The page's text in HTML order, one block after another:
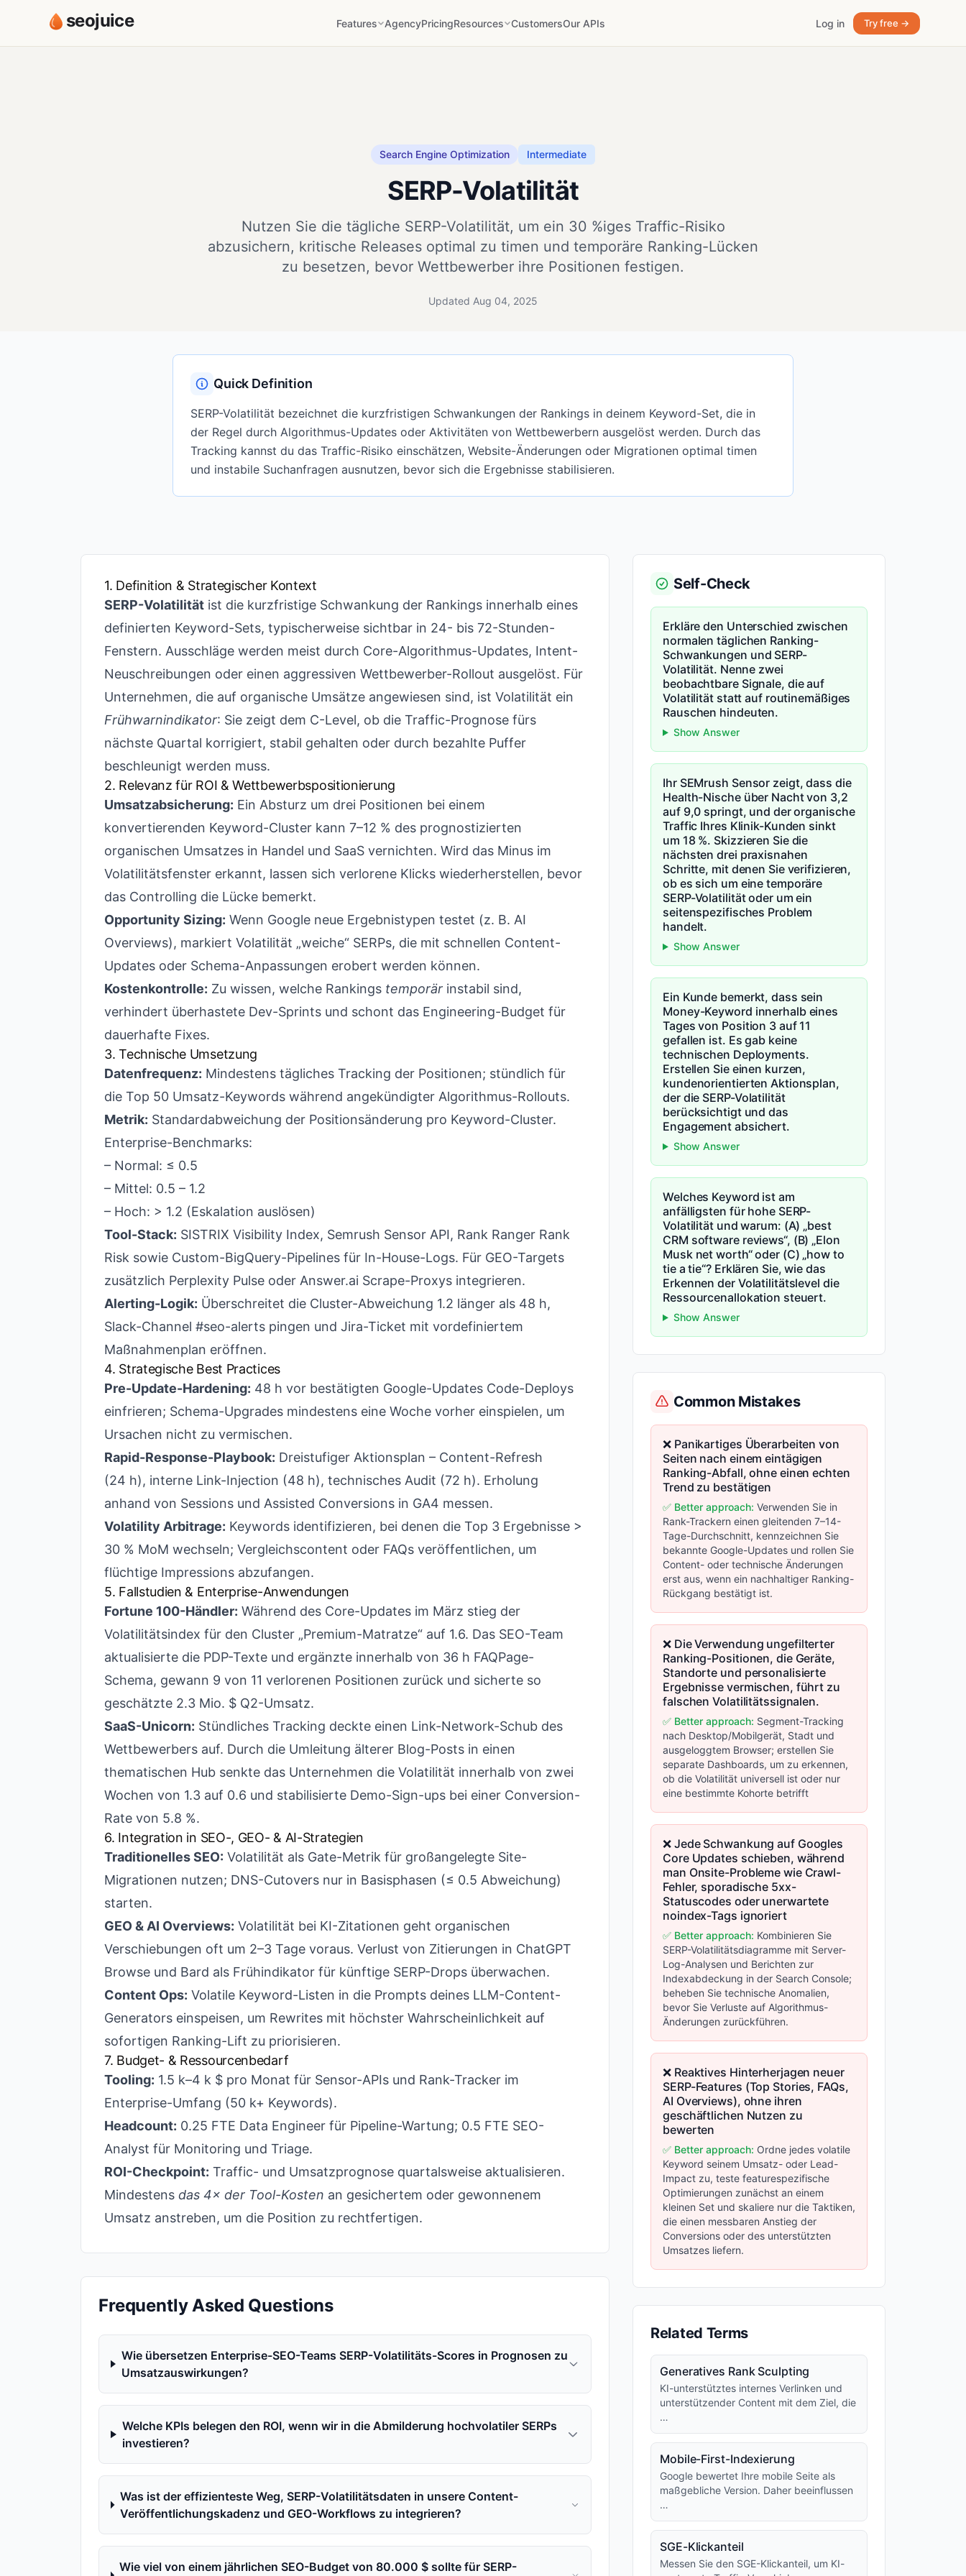
seojuice Features AgencyPricingResources CustomersOur APIs Log in Try free →
Search Engine Optimization Intermediate
SERP-Volatilität
Nutzen Sie die tägliche SERP-Volatilität, um ein 30 %iges Traffic-Risiko
abzusichern, kritische Releases optimal zu timen und temporäre Ranking-Lücken
zu besetzen, bevor Wettbewerber ihre Positionen festigen.
Updated Aug 04, 2025
Quick Definition
SERP-Volatilität bezeichnet die kurzfristigen Schwankungen der Rankings in deinem Keyword-Set, die in
der Regel durch Algorithmus-Updates oder Aktivitäten von Wettbewerbern ausgelöst werden. Durch das
Tracking kannst du das Traffic-Risiko einschätzen, Website-Änderungen oder Migrationen optimal timen
und instabile Suchanfragen ausnutzen, bevor sich die Ergebnisse stabilisieren.
1. Definition & Strategischer Kontext
SERP-Volatilität ist die kurzfristige Schwankung der Rankings innerhalb eines
definierten Keyword-Sets, typischerweise sichtbar in 24- bis 72-Stunden-
Fenstern. Ausschläge werden meist durch Core-Algorithmus-Updates, Intent-
Neuschreibungen oder einen aggressiven Wettbewerber-Rollout ausgelöst. Für
Unternehmen, die auf organische Umsätze angewiesen sind, ist Volatilität ein
Frühwarnindikator: Sie zeigt dem C-Level, ob die Traffic-Prognose fürs
nächste Quartal korrigiert, stabil gehalten oder durch bezahlte Puffer
beschleunigt werden muss.
2. Relevanz für ROI & Wettbewerbspositionierung
Umsatzabsicherung: Ein Absturz um drei Positionen bei einem
konvertierenden Keyword-Cluster kann 7–12 % des prognostizierten
organischen Umsatzes in Handel und SaaS vernichten. Wird das Minus im
Volatilitätsfenster erkannt, lassen sich verlorene Klicks wiederherstellen, bevor
das Controlling die Lücke bemerkt.
Opportunity Sizing: Wenn Google neue Ergebnistypen testet (z. B. AI
Overviews), markiert Volatilität „weiche“ SERPs, die mit schnellen Content-
Updates oder Schema-Anpassungen erobert werden können.
Kostenkontrolle: Zu wissen, welche Rankings temporär instabil sind,
verhindert überhastete Dev-Sprints und schont das Engineering-Budget für
dauerhafte Fixes.
3. Technische Umsetzung
Datenfrequenz: Mindestens tägliches Tracking der Positionen; stündlich für
die Top 50 Umsatz-Keywords während angekündigter Algorithmus-Rollouts.
Metrik: Standardabweichung der Positionsänderung pro Keyword-Cluster.
Enterprise-Benchmarks:
– Normal: ≤ 0.5
– Mittel: 0.5 – 1.2
– Hoch: > 1.2 (Eskalation auslösen)
Tool-Stack: SISTRIX Visibility Index, Semrush Sensor API, Rank Ranger Rank
Risk sowie Custom-BigQuery-Pipelines für In-House-Logs. Für GEO-Targets
zusätzlich Perplexity Pulse oder Answer.ai Scrape-Proxys integrieren.
Alerting-Logik: Überschreitet die Cluster-Abweichung 1.2 länger als 48 h,
Slack-Channel #seo-alerts pingen und Jira-Ticket mit vordefiniertem
Maßnahmenplan eröffnen.
4. Strategische Best Practices
Pre-Update-Hardening: 48 h vor bestätigten Google-Updates Code-Deploys
einfrieren; Schema-Upgrades mindestens eine Woche vorher einspielen, um
Ursachen nicht zu vermischen.
Rapid-Response-Playbook: Dreistufiger Aktionsplan – Content-Refresh
(24 h), interne Link-Injection (48 h), technisches Audit (72 h). Erholung
anhand von Sessions und Assisted Conversions in GA4 messen.
Volatility Arbitrage: Keywords identifizieren, bei denen die Top 3 Ergebnisse >
30 % MoM wechseln; Vergleichscontent oder FAQs veröffentlichen, um
flüchtige Impressions abzufangen.
5. Fallstudien & Enterprise-Anwendungen
Fortune 100-Händler: Während des Core-Updates im März stieg der
Volatilitätsindex für den Cluster „Premium-Matratze“ auf 1.6. Das SEO-Team
aktualisierte die PDP-Texte und ergänzte innerhalb von 36 h FAQPage-
Schema, gewann 9 von 11 verlorenen Positionen zurück und sicherte so
geschätzte 2.3 Mio. $ Q2-Umsatz.
SaaS-Unicorn: Stündliches Tracking deckte einen Link-Network-Schub des
Wettbewerbers auf. Durch die Umleitung älterer Blog-Posts in einen
thematischen Hub senkte das Unternehmen die Volatilität innerhalb von zwei
Wochen von 1.3 auf 0.6 und stabilisierte Demo-Sign-ups bei einer Conversion-
Rate von 5.8 %.
6. Integration in SEO-, GEO- & AI-Strategien
Traditionelles SEO: Volatilität als Gate-Metrik für großangelegte Site-
Migrationen nutzen; DNS-Cutovers nur in Basisphasen (≤ 0.5 Abweichung)
starten.
GEO & AI Overviews: Volatilität bei KI-Zitationen geht organischen
Verschiebungen oft um 2–3 Tage voraus. Verlust von Zitierungen in ChatGPT
Browse und Bard als Frühindikator für künftige SERP-Drops überwachen.
Content Ops: Volatile Keyword-Listen in die Prompts deines LLM-Content-
Generators einspeisen, um Rewrites mit höchster Wahrscheinlichkeit auf
sofortigen Ranking-Lift zu priorisieren.
7. Budget- & Ressourcenbedarf
Tooling: 1.5 k–4 k $ pro Monat für Sensor-APIs und Rank-Tracker im
Enterprise-Umfang (50 k+ Keywords).
Headcount: 0.25 FTE Data Engineer für Pipeline-Wartung; 0.5 FTE SEO-
Analyst für Monitoring und Triage.
ROI-Checkpoint: Traffic- und Umsatzprognose quartalsweise aktualisieren.
Mindestens das 4× der Tool-Kosten an gesichertem oder gewonnenem
Umsatz anstreben, um die Position zu rechtfertigen.
Frequently Asked Questions
Wie übersetzen Enterprise-SEO-Teams SERP-Volatilitäts-Scores in Prognosen zu
Umsatzauswirkungen?
Welche KPIs belegen den ROI, wenn wir in die Abmilderung hochvolatiler SERPs
investieren?
Was ist der effizienteste Weg, SERP-Volatilitätsdaten in unsere Content-
Veröffentlichungskadenz und GEO-Workflows zu integrieren?
Wie viel von einem jährlichen SEO-Budget von 80.000 $ sollte für SERP-
Self-Check
Erkläre den Unterschied zwischen
normalen täglichen Ranking-
Schwankungen und SERP-
Volatilität. Nenne zwei
beobachtbare Signale, die auf
Volatilität statt auf routinemäßiges
Rauschen hindeuten.
Show Answer
Ihr SEMrush Sensor zeigt, dass die
Health-Nische über Nacht von 3,2
auf 9,0 springt, und der organische
Traffic Ihres Klinik-Kunden sinkt
um 18 %. Skizzieren Sie die
nächsten drei praxisnahen
Schritte, mit denen Sie verifizieren,
ob es sich um eine temporäre
SERP-Volatilität oder um ein
seitenspezifisches Problem
handelt.
Show Answer
Ein Kunde bemerkt, dass sein
Money-Keyword innerhalb eines
Tages von Position 3 auf 11
gefallen ist. Es gab keine
technischen Deployments.
Erstellen Sie einen kurzen,
kundenorientierten Aktionsplan,
der die SERP-Volatilität
berücksichtigt und das
Engagement absichert.
Show Answer
Welches Keyword ist am
anfälligsten für hohe SERP-
Volatilität und warum: (A) „best
CRM software reviews“, (B) „Elon
Musk net worth“ oder (C) „how to
tie a tie“? Erklären Sie, wie das
Erkennen der Volatilitätslevel die
Ressourcenallokation steuert.
Show Answer
Common Mistakes
❌ Panikartiges Überarbeiten von
Seiten nach einem eintägigen
Ranking-Abfall, ohne einen echten
Trend zu bestätigen
✅ Better approach: Verwenden Sie in
Rank-Trackern einen gleitenden 7–14-
Tage-Durchschnitt, kennzeichnen Sie
bekannte Google-Updates und rollen Sie
Content- oder technische Änderungen
erst aus, wenn ein nachhaltiger Ranking-
Rückgang bestätigt ist.
❌ Die Verwendung ungefilterter
Ranking-Positionen, die Geräte,
Standorte und personalisierte
Ergebnisse vermischen, führt zu
falschen Volatilitätssignalen.
✅ Better approach: Segment-Tracking
nach Desktop/Mobilgerät, Stadt und
ausgeloggtem Browser; erstellen Sie
separate Dashboards, um zu erkennen,
ob die Volatilität universell ist oder nur
eine bestimmte Kohorte betrifft
❌ Jede Schwankung auf Googles
Core Updates schieben, während
man Onsite-Probleme wie Crawl-
Fehler, sporadische 5xx-
Statuscodes oder unerwartete
noindex-Tags ignoriert
✅ Better approach: Kombinieren Sie
SERP-Volatilitätsdiagramme mit Server-
Log-Analysen und Berichten zur
Indexabdeckung in der Search Console;
beheben Sie technische Anomalien,
bevor Sie Verluste auf Algorithmus-
Änderungen zurückführen.
❌ Reaktives Hinterherjagen neuer
SERP-Features (Top Stories, FAQs,
AI Overviews), ohne ihren
geschäftlichen Nutzen zu
bewerten
✅ Better approach: Ordne jedes volatile
Keyword seinem Umsatz- oder Lead-
Impact zu, teste featurespezifische
Optimierungen zunächst an einem
kleinen Set und skaliere nur die Taktiken,
die einen messbaren Anstieg der
Conversions oder des unterstützten
Umsatzes liefern.
Related Terms
Generatives Rank Sculpting
KI-unterstütztes internes Verlinken und
unterstützender Content mit dem Ziel, die
…
Mobile-First-Indexierung
Google bewertet Ihre mobile Seite als
maßgebliche Version. Daher beeinflussen
…
SGE-Klickanteil
Messen Sie den SGE-Klickanteil, um KI-